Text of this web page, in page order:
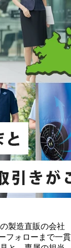
製造直販の会社
フォローまで一貫